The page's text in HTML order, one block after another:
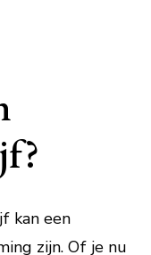
kan een
zijn. Of je nu